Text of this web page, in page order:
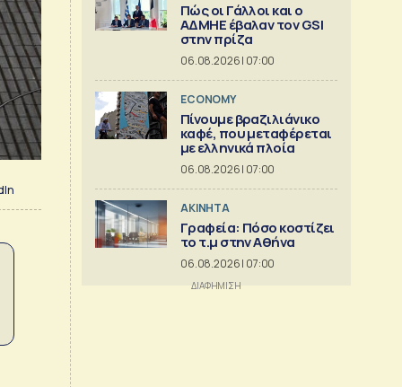
Πώς οι Γάλλοι και ο
ΑΔΜΗΕ έβαλαν τον GSI
στην πρίζα
06.08.2026 | 07:00
ECONOMY
Πίνουμε βραζιλιάνικο
καφέ, που μεταφέρεται
με ελληνικά πλοία
06.08.2026 | 07:00
ΑΚΙΝΗΤΑ
Γραφεία: Πόσο κοστίζει
το τ.μ στην Αθήνα
06.08.2026 | 07:00